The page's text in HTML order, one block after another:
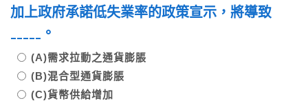
加上政府承諾低失業率的政策宣示，將導致
_____。
(A)需求拉動之通貨膨脹
(B)混合型通貨膨脹
(C)貨幣供給增加